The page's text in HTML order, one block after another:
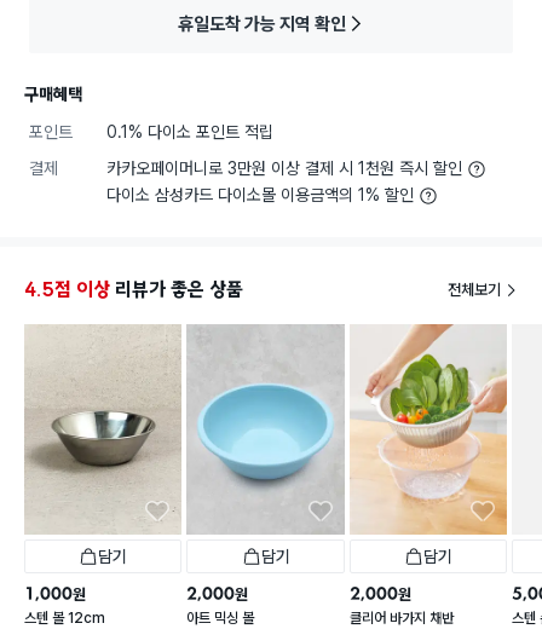
휴일도착 가능 지역 확인
구매혜택
포인트
0.1% 다이소 포인트 적립
결제
카카오페이머니로 3만원 이상 결제 시 1천원 즉시 할인
다이소 삼성카드 다이소몰 이용금액의 1% 할인
4.5점 이상 리뷰가 좋은 상품 전체보기
담기
1,000원
스텐 볼 12cm
담기
2,000원
아트 믹싱 볼
담기
2,000원
클리어 바가지 채반 스텐